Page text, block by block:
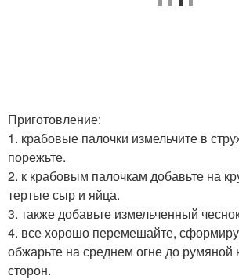
Приготовление:
1. крабовые палочки измельчите в
порежьте.
2. к крабовым палочкам добавьте на
тертые сыр и яйца.
3. также добавьте измельченный
4. все хорошо перемешайте,
обжарьте на среднем огне до румяной
сторон.